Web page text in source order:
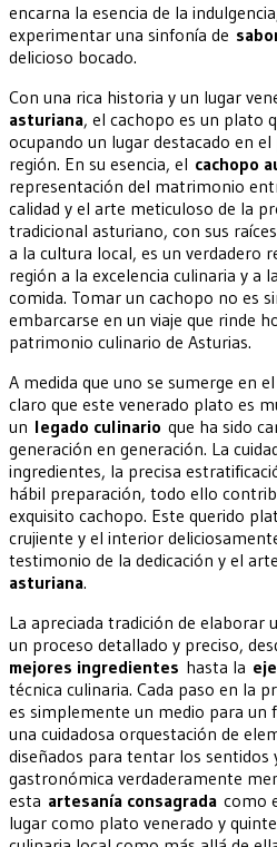
encarna la esencia de la
experimentar una sinfonía de
delicioso bocado.
Con una rica historia y un lugar
asturiana, el cachopo es un plato
ocupando un lugar destacado en
región. En su esencia, el cachopo
representación del matrimonio
calidad y el arte meticuloso de la
tradicional asturiano, con sus
a la cultura local, es un verdadero
región a la excelencia culinaria y a
comida. Tomar un cachopo no es
embarcarse en un viaje que rinde
patrimonio culinario de Asturias.
A medida que uno se sumerge en
claro que este venerado plato es
un legado culinario que ha sido
generación en generación. La
ingredientes, la precisa
hábil preparación, todo ello
exquisito cachopo. Este querido
crujiente y el interior
testimonio de la dedicación y el
asturiana.
La apreciada tradición de elaborar
un proceso detallado y preciso,
mejores ingredientes hasta la
técnica culinaria. Cada paso en la
es simplemente un medio para un
una cuidadosa orquestación de
diseñados para tentar los sentidos
gastronómica verdaderamente
esta artesanía consagrada como
lugar como plato venerado y